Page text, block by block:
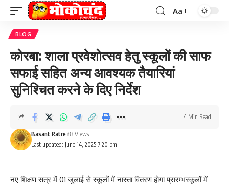
Font
Aa
BLOG
कोरबा: शाला प्रवेशोत्सव हेतु स्कूलों की साफ
सफाई सहित अन्य आवश्यक तैयारियां
सुनिश्चित करने के दिए निर्देश
Last updated: June 14, 2025 7:20 pm
Basant Ratre 83 Views
4 Min Read
नए शिक्षण सत्र में 01 जुलाई से स्कूलों में नास्ता वितरण होगा प्रारम्भस्कूलों में